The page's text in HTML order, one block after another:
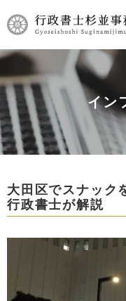
イン
大田区でスナック
行政書士が解説